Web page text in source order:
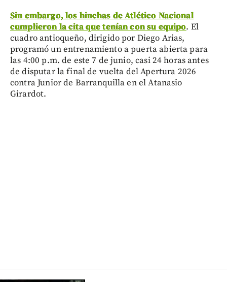
Sin embargo, los hinchas de Atlético Nacional
cumplieron la cita que tenían con su equipo. El
cuadro antioqueño, dirigido por Diego Arias,
programó un entrenamiento a puerta abierta para
las 4:00 p.m. de este 7 de junio, casi 24 horas antes
de disputar la final de vuelta del Apertura 2026
contra Junior de Barranquilla en el Atanasio
Girardot.